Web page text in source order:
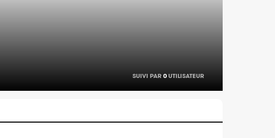
SUIVI PAR 0 UTILISATEUR